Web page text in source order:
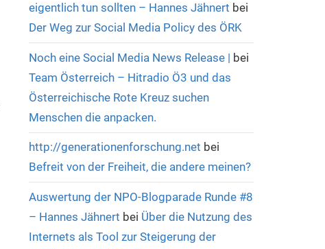
eigentlich tun sollten – Hannes Jähnert bei
Der Weg zur Social Media Policy des ÖRK
Noch eine Social Media News Release | bei
Team Österreich – Hitradio Ö3 und das
Österreichische Rote Kreuz suchen
Menschen die anpacken.
http://generationenforschung.net bei
Befreit von der Freiheit, die andere meinen?
Auswertung der NPO-Blogparade Runde #8
– Hannes Jähnert bei Über die Nutzung des
Internets als Tool zur Steigerung der